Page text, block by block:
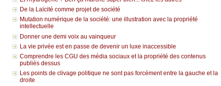
De la Laïcité comme projet de société
Mutation numérique de la société: une illustration avec la propriété
intellectuelle
Donner une demi voix au vainqueur
La vie privée est en passe de devenir un luxe inaccessible
Comprendre les CGU des média sociaux et la propriété des contenus
publiés dessus
Les points de clivage politique ne sont pas forcément entre la gauche et la
droite